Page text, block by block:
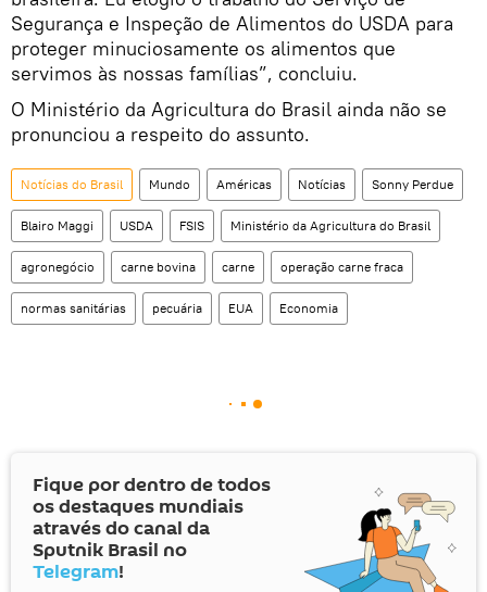
Segurança e Inspeção de Alimentos do USDA para
proteger minuciosamente os alimentos que
servimos às nossas famílias”, concluiu.
O Ministério da Agricultura do Brasil ainda não se
pronunciou a respeito do assunto.
Notícias do Brasil Mundo Américas Notícias Sonny Perdue
Blairo Maggi USDA FSIS Ministério da Agricultura do Brasil
agronegócio carne bovina carne operação carne fraca
normas sanitárias pecuária EUA Economia
Fique por dentro de todos
os destaques mundiais
através do canal da
Sputnik Brasil no
Telegram!